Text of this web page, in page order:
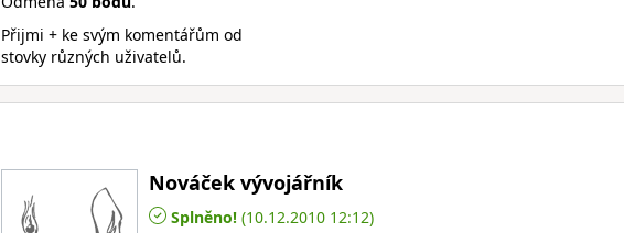
Přijmi + ke svým komentářům od
stovky různých uživatelů.
Nováček vývojářník
Splněno! (10.12.2010 12:12)